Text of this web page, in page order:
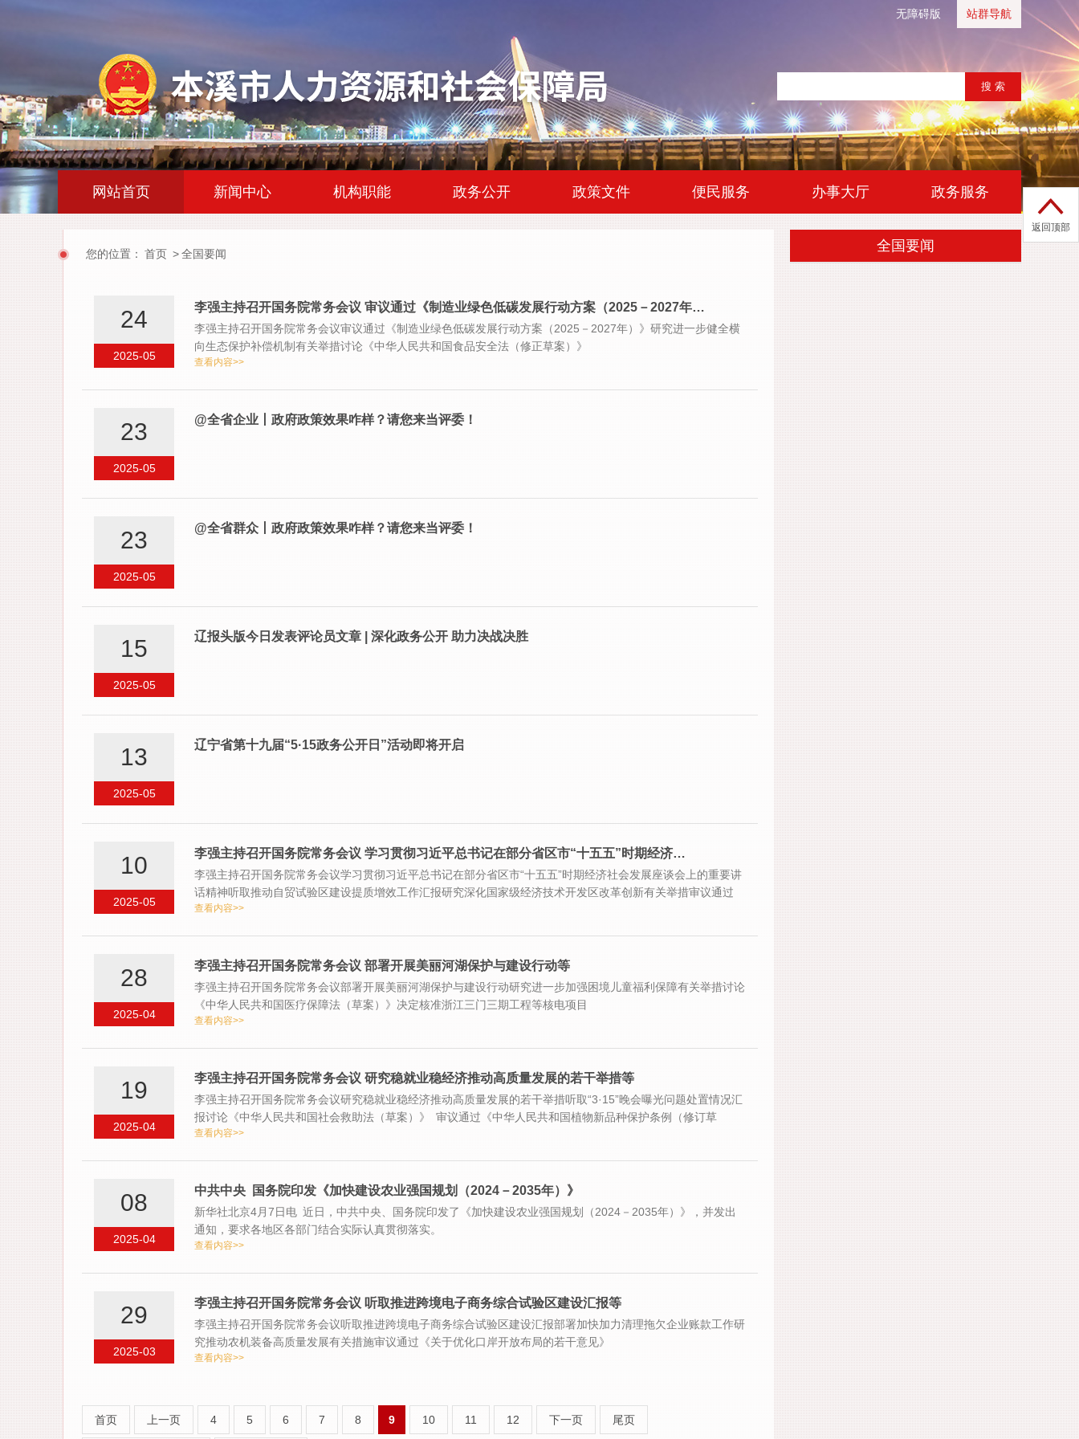
无障碍版 站群导航
网站首页 新闻中心 机构职能 政务公开 政策文件 便民服务 办事大厅 政务服务
全国要闻
您的位置： 首页 >全国要闻
2025-05
24 李强主持召开国务院常务会议 审议通过《制造业绿色低碳发展行动方案（2025－2027年…
李强主持召开国务院常务会议审议通过《制造业绿色低碳发展行动方案（2025－2027年）》研究进一步健全横
向生态保护补偿机制有关举措讨论《中华人民共和国食品安全法（修正草案）》
查看内容>>
2025-05
23 @全省企业丨政府政策效果咋样？请您来当评委！
2025-05
23 @全省群众丨政府政策效果咋样？请您来当评委！
2025-05
15 辽报头版今日发表评论员文章 | 深化政务公开 助力决战决胜
2025-05
13 辽宁省第十九届“5·15政务公开日”活动即将开启
2025-05
10 李强主持召开国务院常务会议 学习贯彻习近平总书记在部分省区市“十五五”时期经济…
李强主持召开国务院常务会议学习贯彻习近平总书记在部分省区市“十五五”时期经济社会发展座谈会上的重要讲
话精神听取推动自贸试验区建设提质增效工作汇报研究深化国家级经济技术开发区改革创新有关举措审议通过
《…
查看内容>>
2025-04
28 李强主持召开国务院常务会议 部署开展美丽河湖保护与建设行动等
李强主持召开国务院常务会议部署开展美丽河湖保护与建设行动研究进一步加强困境儿童福利保障有关举措讨论
《中华人民共和国医疗保障法（草案）》决定核准浙江三门三期工程等核电项目
查看内容>>
2025-04
19 李强主持召开国务院常务会议 研究稳就业稳经济推动高质量发展的若干举措等
李强主持召开国务院常务会议研究稳就业稳经济推动高质量发展的若干举措听取“3·15”晚会曝光问题处置情况汇
报讨论《中华人民共和国社会救助法（草案）》 审议通过《中华人民共和国植物新品种保护条例（修订草
案）》
查看内容>>
2025-04
08 中共中央 国务院印发《加快建设农业强国规划（2024－2035年）》
新华社北京4月7日电 近日，中共中央、国务院印发了《加快建设农业强国规划（2024－2035年）》，并发出
通知，要求各地区各部门结合实际认真贯彻落实。
查看内容>>
2025-03
29 李强主持召开国务院常务会议 听取推进跨境电子商务综合试验区建设汇报等
李强主持召开国务院常务会议听取推进跨境电子商务综合试验区建设汇报部署加快加力清理拖欠企业账款工作研
究推动农机装备高质量发展有关措施审议通过《关于优化口岸开放布局的若干意见》
查看内容>>
首页 上一页 4 5 6 7 8 9 10 11 12 下一页 尾页
返回顶部